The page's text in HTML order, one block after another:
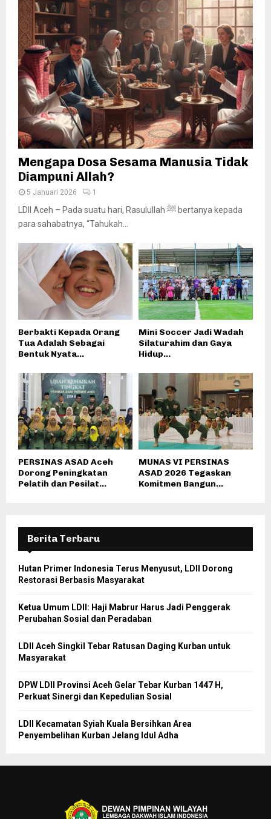
Mengapa Dosa Sesama Manusia Tidak
Diampuni Allah?
5 Januari 2026 1
LDII Aceh – Pada suatu hari, Rasulullah ﷺ bertanya kepada
para sahabatnya, “Tahukah...
Berbakti Kepada Orang
Tua Adalah Sebagai
Bentuk Nyata...
Mini Soccer Jadi Wadah
Silaturahim dan Gaya
Hidup...
PERSINAS ASAD Aceh
Dorong Peningkatan
Pelatih dan Pesilat...
MUNAS VI PERSINAS
ASAD 2026 Tegaskan
Komitmen Bangun...
Berita Terbaru
Hutan Primer Indonesia Terus Menyusut, LDII Dorong
Restorasi Berbasis Masyarakat
Ketua Umum LDII: Haji Mabrur Harus Jadi Penggerak
Perubahan Sosial dan Peradaban
LDII Aceh Singkil Tebar Ratusan Daging Kurban untuk
Masyarakat
DPW LDII Provinsi Aceh Gelar Tebar Kurban 1447 H,
Perkuat Sinergi dan Kepedulian Sosial
LDII Kecamatan Syiah Kuala Bersihkan Area
Penyembelihan Kurban Jelang Idul Adha